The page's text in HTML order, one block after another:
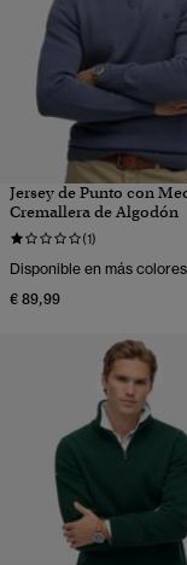
Jersey de Punto con
Cremallera de Algodón
(1)
Disponible en más colores
€ 89,99